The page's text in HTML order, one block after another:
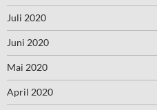
Juli 2020
Juni 2020
Mai 2020
April 2020